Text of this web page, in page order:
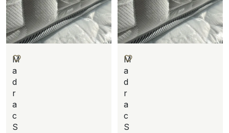
M
a
d
r
a
c
S
M
a
d
r
a
c
S